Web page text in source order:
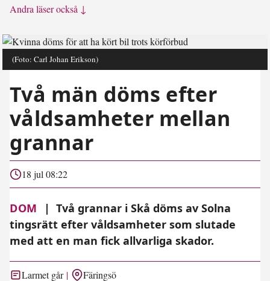
Andra läser också ↓
(Foto: Carl Johan Erikson)
Två män döms efter
våldsamheter mellan
grannar
18 jul 08:22
DOM | Två grannar i Skå döms av Solna
tingsrätt efter våldsamheter som slutade
med att en man fick allvarliga skador.
Larmet går Färingsö